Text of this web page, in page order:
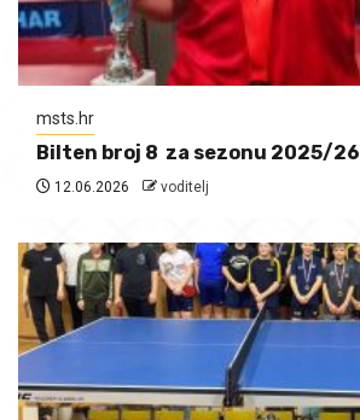
msts.hr
Bilten broj 8 za sezonu 2025/26
12.06.2026 voditelj